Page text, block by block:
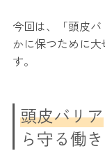
今回は、「頭皮
かに保つために
す。
頭皮バリア
ら守る働き